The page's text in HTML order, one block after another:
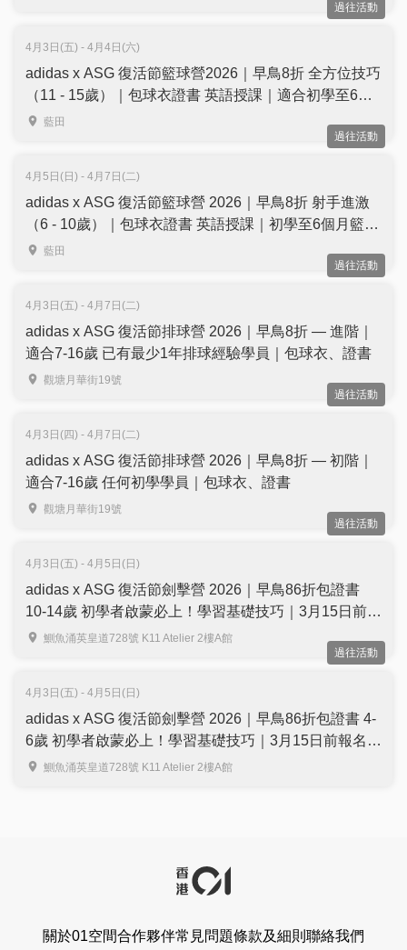
過往活動
4月3日(五) - 4月4日(六)
adidas x ASG 復活節籃球營2026｜早鳥8折 全方位技巧
（11 - 15歲）｜包球衣證書 英語授課｜適合初學至6個
月籃球經驗的學員｜藍田
藍田
過往活動
4月5日(日) - 4月7日(二)
adidas x ASG 復活節籃球營 2026｜早鳥8折 射手進激
（6 - 10歲）｜包球衣證書 英語授課｜初學至6個月籃球
經驗的學員｜藍田
藍田
過往活動
4月3日(五) - 4月7日(二)
adidas x ASG 復活節排球營 2026｜早鳥8折 — 進階｜
適合7-16歲 已有最少1年排球經驗學員｜包球衣、證書
觀塘月華街19號
過往活動
4月3日(四) - 4月7日(二)
adidas x ASG 復活節排球營 2026｜早鳥8折 — 初階｜
適合7-16歲 任何初學學員｜包球衣、證書
觀塘月華街19號
過往活動
4月3日(五) - 4月5日(日)
adidas x ASG 復活節劍擊營 2026｜早鳥86折包證書
10-14歲 初學者啟蒙必上！學習基礎技巧｜3月15日前報
名｜APEX TEAM FENCING (港島東)
鰂魚涌英皇道728號 K11 Atelier 2樓A館
過往活動
4月3日(五) - 4月5日(日)
adidas x ASG 復活節劍擊營 2026｜早鳥86折包證書 4-
6歲 初學者啟蒙必上！學習基礎技巧｜3月15日前報名｜
APEX TEAM FENCING (港島東)
鰂魚涌英皇道728號 K11 Atelier 2樓A館
關於01空間合作夥伴常見問題條款及細則 聯絡我們